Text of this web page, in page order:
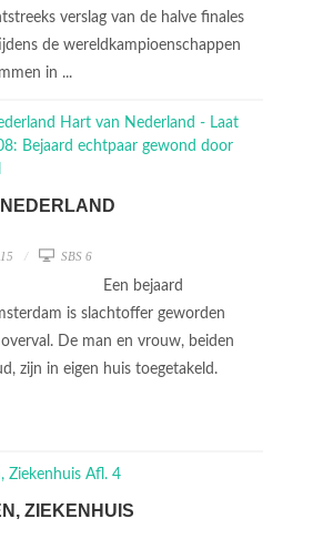
verslag van de halve finales
de wereldkampioenschappen
in ...
SBS 6
Een bejaard
is slachtoffer geworden
De man en vrouw, beiden
zijn in eigen huis toegetakeld.
ZIEKENHUIS